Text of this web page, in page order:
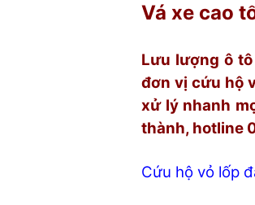
Vá xe cao
Lưu lượng ô
đơn vị cứu hộ
xử lý nhanh
thành, hotline
Cứu hộ vỏ lốp